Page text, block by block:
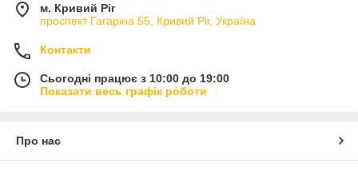
м. Кривий Ріг
проспект Гагаріна 55, Кривий Ріг, Україна
Контакти
Сьогодні працює з 10:00 до 19:00
Показати весь графік роботи
Про нас